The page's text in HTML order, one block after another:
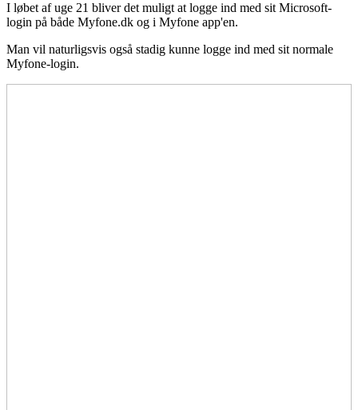
I løbet af uge 21 bliver det muligt at logge ind med sit Microsoft-
login på både Myfone.dk og i Myfone app'en.
Man vil naturligsvis også stadig kunne logge ind med sit normale
Myfone-login.